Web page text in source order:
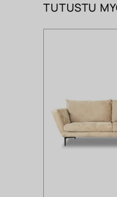
TUTUSTU